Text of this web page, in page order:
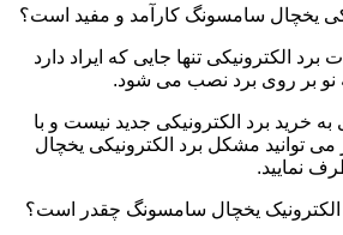
یخچال سامسونگ کارآمد و مفید است؟
برد الکترونیکی تنها جایی که ایراد دارد
بر روی برد نصب می شود.
خرید برد الکترونیکی جدید نیست و با
توانید مشکل برد الکترونیکی یخچال
یخچال سامسونگ چقدر است؟